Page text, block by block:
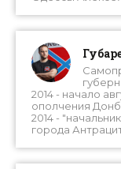
2014 - начало
ополчения
2014 -
города